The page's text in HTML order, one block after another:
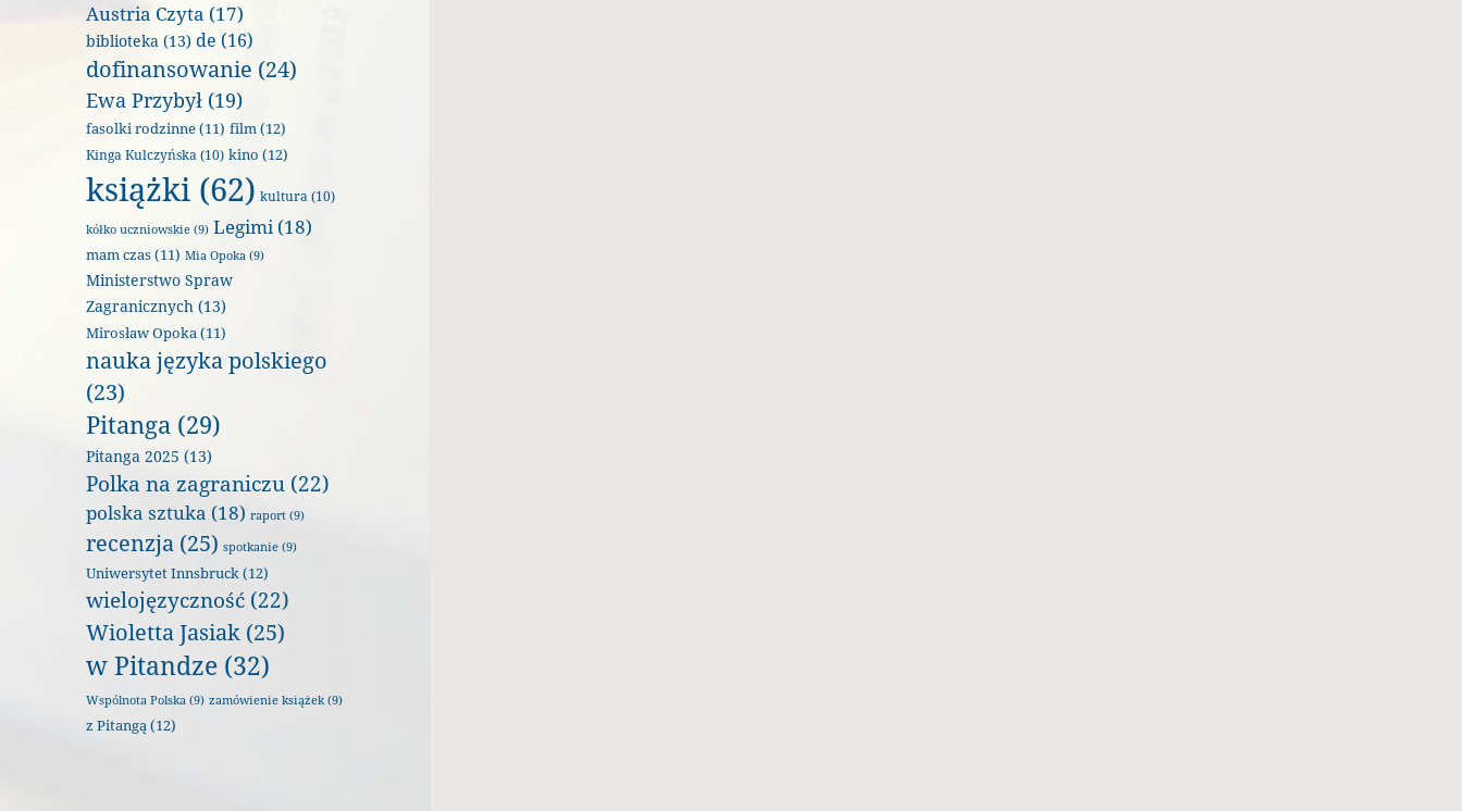
Austria Czyta (17)
biblioteka (13) de (16)
dofinansowanie (24)
Ewa Przybył (19)
fasolki rodzinne(11) film(12)
Kinga Kulczyńska (10) kino (12)
książki (62) kultura (10)
kółko uczniowskie (9) Legimi(18)
mam czas(11) Mia Opoka (9)
Ministerstwo Spraw
Zagranicznych (13)
Mirosław Opoka(11)
nauka języka polskiego
(23)
Pitanga (29)
Pitanga 2025 (13)
Polka na zagraniczu (22)
polska sztuka (18) raport (9)
recenzja (25) spotkanie (9)
Uniwersytet Innsbruck(12)
wielojęzyczność (22)
Wioletta Jasiak (25)
w Pitandze (32)
Wspólnota Polska (9) zamówienie książek(9)
z Pitangą(12)